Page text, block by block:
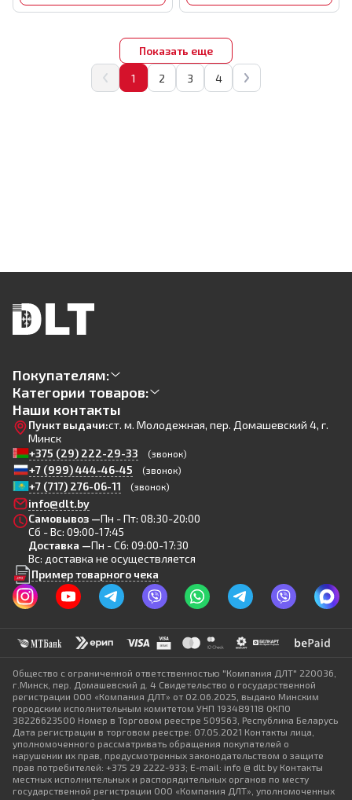
Показать еще
1 2 3 4
Покупателям:
Категории товаров:
Наши контакты
Пункт выдачи:ст. м. Молодежная, пер. Домашевский 4, г.
Минск
+375 (29) 222-29-33
(звонок)
+7 (999) 444-46-45 (звонок)
+7 (717) 276-06-11 (звонок)
info@dlt.by
Самовывоз —Пн - Пт: 08:30-20:00
Сб - Вс: 09:00-17:45
Доставка —Пн - Сб: 09:00-17:30
Вс: доставка не осуществляется
Пример товарного чека
Общество с ограниченной ответственностью "Компания ДЛТ" 220036,
г.Минск, пер. Домашевский д. 4 Свидетельство о государственной
регистрации ООО «Компания ДЛТ» от 02.06.2025, выдано Минским
городским исполнительным комитетом УНП 193489118 ОКПО
38226623500 Номер в Торговом реестре 509563, Республика Беларусь
Дата регистрации в торговом реестре: 07.05.2021 Контакты лица,
уполномоченного рассматривать обращения покупателей о
нарушении их прав, предусмотренных законодательством о защите
прав потребителей: +375 29 2222-933; E-mail: info @ dlt.by Контакты
местных исполнительных и распорядительных органов по месту
государственной регистрации ООО «Компания ДЛТ», уполномоченных